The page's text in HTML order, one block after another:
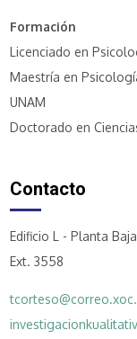
Formación
Licenciado en
Maestría en
UNAM
Doctorado en
Contacto
Edificio L - Planta
Ext. 3558